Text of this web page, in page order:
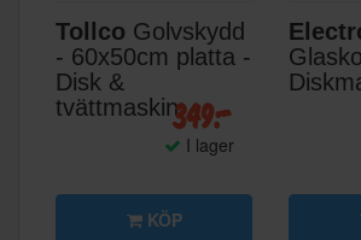
Tollco Golvskydd
- 60x50cm platta -
Disk &
tvättmaskin349:-
I lager
KÖP